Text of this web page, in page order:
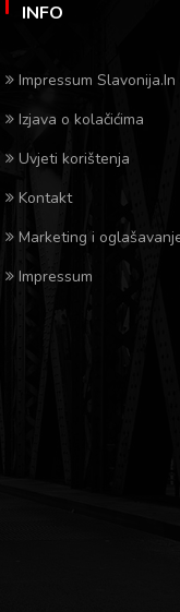
INFO
Impressum Slavonija.In
Izjava o kolačićima
Uvjeti korištenja
Kontakt
Marketing i
Impressum